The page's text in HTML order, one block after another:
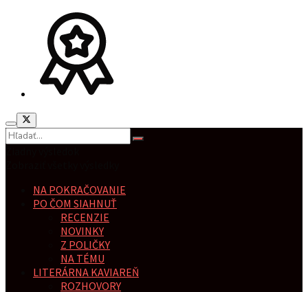
NA POKRAČOVANIE
PO ČOM SIAHNUŤ
RECENZIE
NOVINKY
Z POLIČKY
NA TÉMU
LITERÁRNA KAVIAREŇ
ROZHOVORY